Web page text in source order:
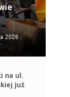
2026
na ul.
już